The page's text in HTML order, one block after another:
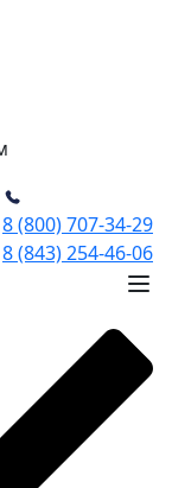
8 (800) 707-34-29
8 (843) 254-46-06